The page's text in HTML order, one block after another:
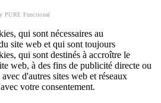
PURE Functional
qui sont nécessaires au
site web et qui sont toujours
qui sont destinés à accroître le
web, à des fins de publicité directe ou
d'autres sites web et réseaux
votre consentement.